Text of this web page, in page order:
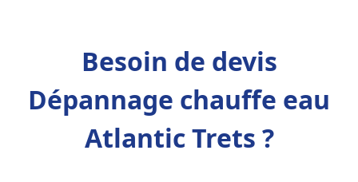
Besoin de devis
Dépannage chauffe eau
Atlantic Trets ?